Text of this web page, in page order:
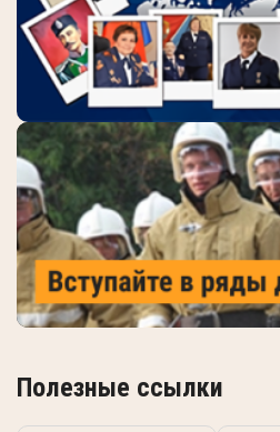
Полезные ссылки